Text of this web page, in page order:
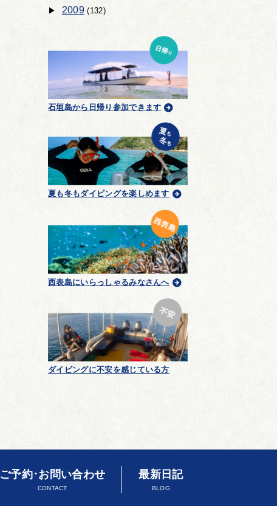
2009(132)
石垣島から日帰り参加できます
夏も冬もダイビングを楽しめます
西表島にいらっしゃるみなさんへ
ダイビングに不安を感じている方
ご予約･お問い合わせ
CONTACT
最新日記
BLOG